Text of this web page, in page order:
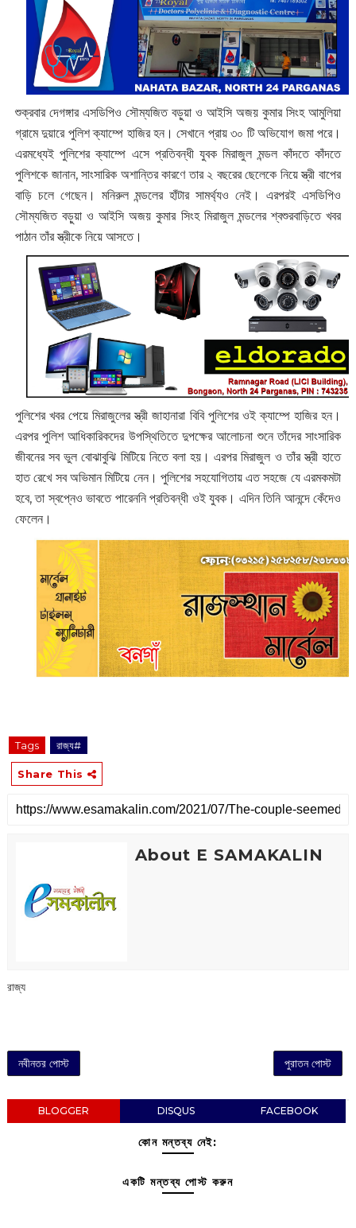
শুক্রবার দেগঙ্গার এসডিপিও সৌম্যজিত বড়ুয়া ও আইসি অজয় কুমার সিংহ আমুলিয়া
গ্রামে দুয়ারে পুলিশ ক্যাম্পে হাজির হন। সেখানে প্রায় ৩০ টি অভিযোগ জমা পরে।
এরমধ্যেই পুলিশের ক্যাম্পে এসে প্রতিবন্ধী যুবক মিরাজুল মন্ডল কাঁদতে কাঁদতে
পুলিশকে জানান, সাংসারিক অশান্তির কারণে তার ২ বছরের ছেলেকে নিয়ে স্ত্রী বাপের
বাড়ি চলে গেছেন। মনিরুল মন্ডলের হাঁটার সামর্থ্যও নেই। এরপরই এসডিপিও
সৌম্যজিত বড়ুয়া ও আইসি অজয় কুমার সিংহ মিরাজুল মন্ডলের শ্বশুরবাড়িতে খবর
পাঠান তাঁর স্ত্রীকে নিয়ে আসতে।
পুলিশের খবর পেয়ে মিরাজুলের স্ত্রী জাহানারা বিবি পুলিশের ওই ক্যাম্পে হাজির হন।
এরপর পুলিশ আধিকারিকদের উপস্থিতিতে দুপক্ষের আলোচনা শুনে তাঁদের সাংসারিক
জীবনের সব ভুল বোঝাবুঝি মিটিয়ে নিতে বলা হয়। এরপর মিরাজুল ও তাঁর স্ত্রী হাতে
হাত রেখে সব অভিমান মিটিয়ে নেন। পুলিশের সহযোগিতায় এত সহজে যে এরমকমটা
হবে, তা স্বপ্নেও ভাবতে পারেননি প্রতিবন্ধী ওই যুবক। এদিন তিনি আনন্দে কেঁদেও
ফেলেন।
Tags রাজ্য#
Share This
About E SAMAKALIN
রাজ্য
নবীনতর পোস্ট পুরাতন পোস্ট
BLOGGER DISQUS FACEBOOK
কোন মন্তব্য নেই:
একটি মন্তব্য পোস্ট করুন